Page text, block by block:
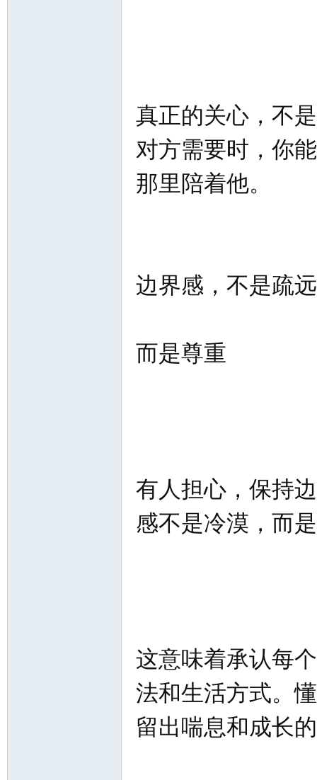
真正的关心，不
对方需要时，你
那里陪着他。
边界感，不是疏远
而是尊重
有人担心，保持
感不是冷漠，而
这意味着承认每
法和生活方式。
留出喘息和成长